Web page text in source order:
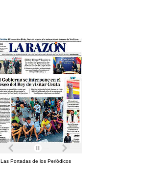
Las Portadas de los Periódicos